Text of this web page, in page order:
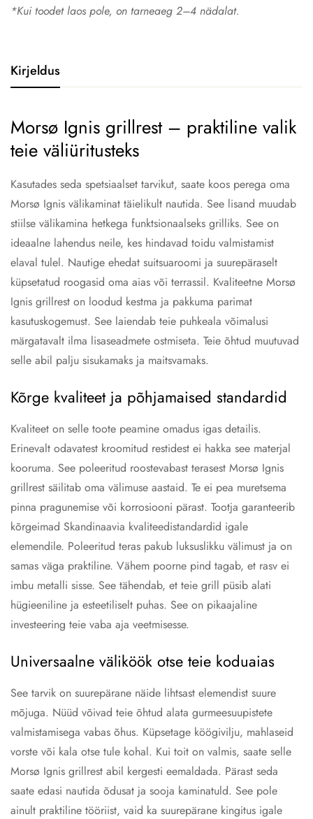
*Kui toodet laos pole, on tarneaeg 2–4 nädalat.
Kirjeldus
Morsø Ignis grillrest – praktiline valik
teie väliüritusteks
Kasutades seda spetsiaalset tarvikut, saate koos perega oma
Morsø Ignis välikaminat täielikult nautida. See lisand muudab
stiilse välikamina hetkega funktsionaalseks grilliks. See on
ideaalne lahendus neile, kes hindavad toidu valmistamist
elaval tulel. Nautige ehedat suitsuaroomi ja suurepäraselt
küpsetatud roogasid oma aias või terrassil. Kvaliteetne Morsø
Ignis grillrest on loodud kestma ja pakkuma parimat
kasutuskogemust. See laiendab teie puhkeala võimalusi
märgatavalt ilma lisaseadmete ostmiseta. Teie õhtud muutuvad
selle abil palju sisukamaks ja maitsvamaks.
Kõrge kvaliteet ja põhjamaised standardid
Kvaliteet on selle toote peamine omadus igas detailis.
Erinevalt odavatest kroomitud restidest ei hakka see materjal
kooruma. See poleeritud roostevabast terasest Morsø Ignis
grillrest säilitab oma välimuse aastaid. Te ei pea muretsema
pinna pragunemise või korrosiooni pärast. Tootja garanteerib
kõrgeimad Skandinaavia kvaliteedistandardid igale
elemendile. Poleeritud teras pakub luksuslikku välimust ja on
samas väga praktiline. Vähem poorne pind tagab, et rasv ei
imbu metalli sisse. See tähendab, et teie grill püsib alati
hügieeniline ja esteetiliselt puhas. See on pikaajaline
investeering teie vaba aja veetmisesse.
Universaalne väliköök otse teie koduaias
See tarvik on suurepärane näide lihtsast elemendist suure
mõjuga. Nüüd võivad teie õhtud alata gurmeesuupistete
valmistamisega vabas õhus. Küpsetage köögivilju, mahlaseid
vorste või kala otse tule kohal. Kui toit on valmis, saate selle
Morsø Ignis grillrest abil kergesti eemaldada. Pärast seda
saate edasi nautida õdusat ja sooja kaminatuld. See pole
ainult praktiline tööriist, vaid ka suurepärane kingitus igale